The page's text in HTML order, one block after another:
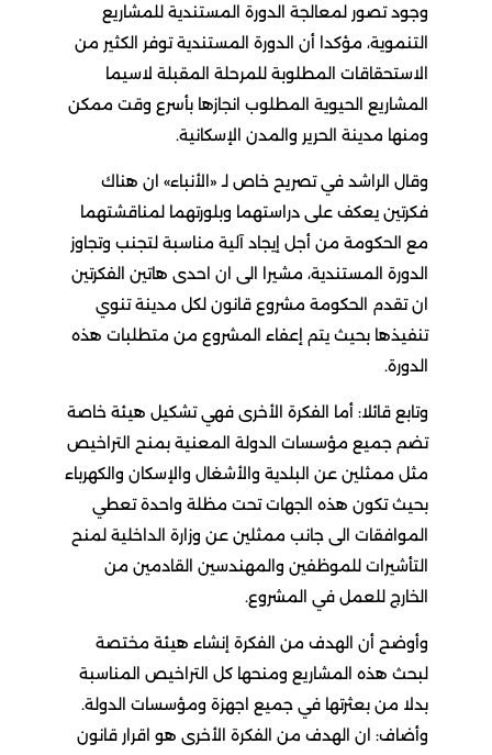
وجود تصور لمعالجة الدورة المستندية للمشاريع
التنموية، مؤكدا أن الدورة المستندية توفر الكثير من
الاستحقاقات المطلوبة للمرحلة المقبلة لاسيما
المشاريع الحيوية المطلوب انجازها بأسرع وقت ممكن
ومنها مدينة الحرير والمدن الإسكانية.
وقال الراشد في تصريح خاص لـ «الأنباء» ان هناك
فكرتين يعكف على دراستهما وبلورتهما لمناقشتهما
مع الحكومة من أجل إيجاد آلية مناسبة لتجنب وتجاوز
الدورة المستندية، مشيرا الى ان احدى هاتين الفكرتين
ان تقدم الحكومة مشروع قانون لكل مدينة تنوي
تنفيذها بحيث يتم إعفاء المشروع من متطلبات هذه
الدورة.
وتابع قائلا: أما الفكرة الأخرى فهي تشكيل هيئة خاصة
تضم جميع مؤسسات الدولة المعنية بمنح التراخيص
مثل ممثلين عن البلدية والأشغال والإسكان والكهرباء
بحيث تكون هذه الجهات تحت مظلة واحدة تعطي
الموافقات الى جانب ممثلين عن وزارة الداخلية لمنح
التأشيرات للموظفين والمهندسين القادمين من
الخارج للعمل في المشروع.
وأوضح أن الهدف من الفكرة إنشاء هيئة مختصة
لبحث هذه المشاريع ومنحها كل التراخيص المناسبة
بدلا من بعثرتها في جميع اجهزة ومؤسسات الدولة.
وأضاف: ان الهدف من الفكرة الأخرى هو اقرار قانون